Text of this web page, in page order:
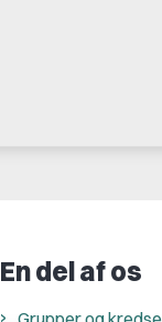
En del af os